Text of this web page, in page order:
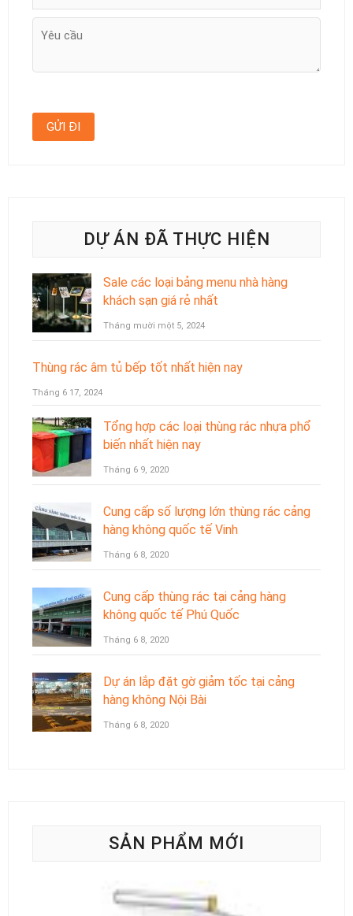
DỰ ÁN ĐÃ THỰC HIỆN
Sale các loại bảng menu nhà hàng
khách sạn giá rẻ nhất
Tháng mười một 5, 2024
Thùng rác âm tủ bếp tốt nhất hiện nay
Tháng 6 17, 2024
Tổng hợp các loại thùng rác nhựa phổ
biến nhất hiện nay
Tháng 6 9, 2020
Cung cấp số lượng lớn thùng rác cảng
hàng không quốc tế Vinh
Tháng 6 8, 2020
Cung cấp thùng rác tại cảng hàng
không quốc tế Phú Quốc
Tháng 6 8, 2020
Dự án lắp đặt gờ giảm tốc tại cảng
hàng không Nội Bài
Tháng 6 8, 2020
SẢN PHẨM MỚI